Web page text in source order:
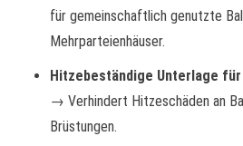
für gemeinschaftlich genutzte
Mehrparteienhäuser.
Hitzebeständige Unterlage
→ Verhindert Hitzeschäden an
Brüstungen.